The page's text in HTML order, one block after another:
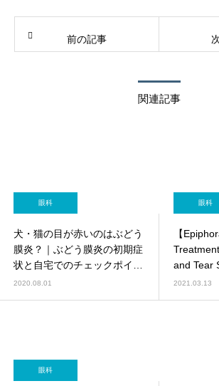
前の記事
関連記事
眼科
犬・猫の目が赤いのはぶどう
膜炎？｜ぶどう膜炎の初期症
状と自宅でのチェックポイン
ト
2020.08.01
眼科
【
and Tear
2021.03.13
眼科